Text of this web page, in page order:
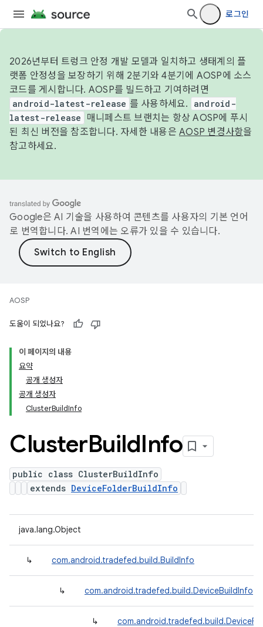
로그인
2026년부터 트렁크 안정 개발 모델과 일치하고 생태계의 플
랫폼 안정성을 보장하기 위해 2분기와 4분기에 AOSP에 소스
코드를 게시합니다. AOSP를 빌드하고 기여하려면
android-latest-release 를 사용하세요.
android-
latest-release
매니페스트 브랜치는 항상 AOSP에 푸시
된 최신 버전을 참조합니다. 자세한 내용은 AOSP 변경사항을
참고하세요.
Google은 AI 기술을 사용하여 콘텐츠를 사용자의 기본 언어
로 번역합니다. AI 번역에는 오류가 있을 수 있습니다.
AOSP
도움이 되었나요?
이 페이지의 내용
요약
공개 생성자
공개 생성자
ClusterBuildInfo
ClusterBuildInfo
public class ClusterBuildInfo
extends DeviceFolderBuildInfo
java.lang.Object
↳ com.android.tradefed.build.BuildInfo
↳ com.android.tradefed.build.DeviceBuildInfo
↳